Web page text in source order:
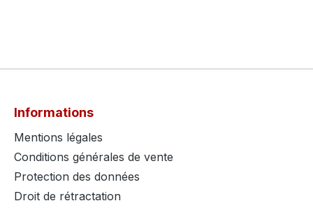
Informations
Mentions légales
Conditions générales de vente
Protection des données
Droit de rétractation